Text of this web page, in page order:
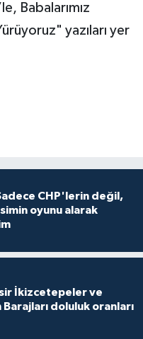
Babalarımız
yazıları yer
CHP'lerin değil,
oyunu alarak
İkizcetepeler ve
Barajları doluluk oranları